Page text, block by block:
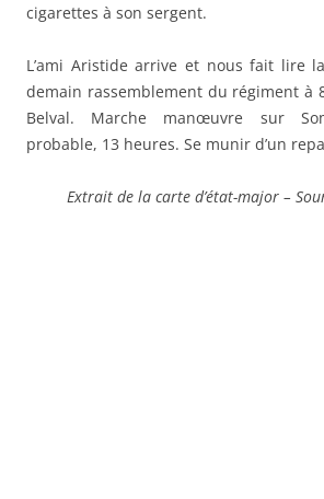
cigarettes à son sergent.
L’ami Aristide arrive et nous fait lire
demain rassemblement du régiment à
Belval. Marche manœuvre sur
probable, 13 heures. Se munir d’un
Extrait de la carte d’état-major –